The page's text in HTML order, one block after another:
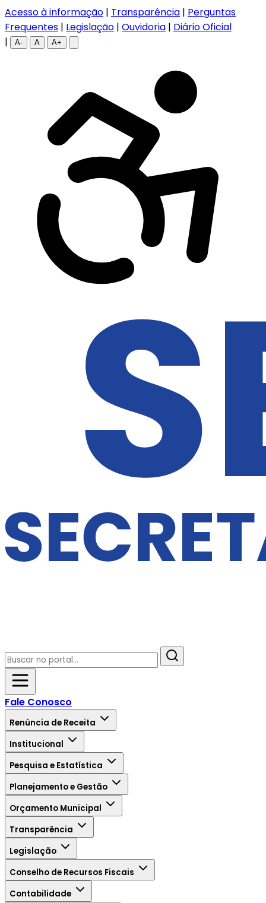
Acesso à informação | Transparência | Perguntas
Frequentes | Legislação | Ouvidoria | Diário Oficial
|
A- A A+
Fale Conosco
Renúncia de Receita
Institucional
Pesquisa e Estatística
Planejamento e Gestão
Orçamento Municipal
Transparência
Legislação
Conselho de Recursos Fiscais
Contabilidade